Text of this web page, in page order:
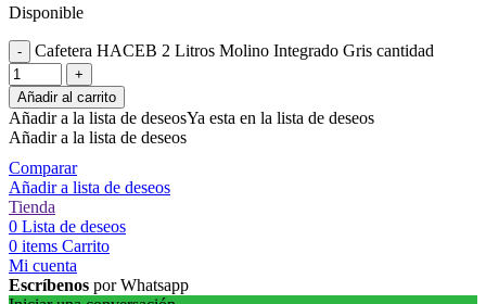
Disponible
Cafetera HACEB 2 Litros Molino Integrado Gris cantidad
Añadir al carrito
Añadir a la lista de deseosYa esta en la lista de deseos
Añadir a la lista de deseos
Comparar
Añadir a lista de deseos
Tienda
0 Lista de deseos
0 items Carrito
Mi cuenta
Escríbenos por Whatsapp